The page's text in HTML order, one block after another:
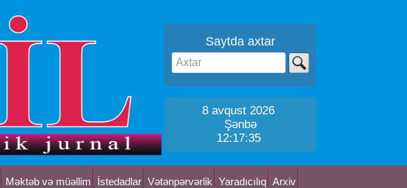
Saytda axtar
8 avqust 2026
Şənbə
12:17:36
Məktəb və müəllim İstedadlar Vətənpərvərlik Yaradıcılıq Arxiv